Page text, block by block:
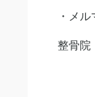
・メ
整骨院